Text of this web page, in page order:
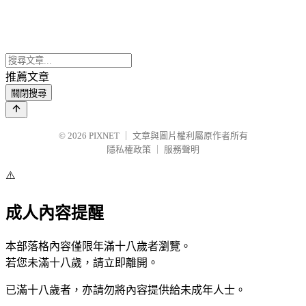
推薦文章
關閉搜尋
© 2026 PIXNET
文章與圖片權利屬原作者所有
隱私權政策
服務聲明
⚠️
成人內容提醒
本部落格內容僅限年滿十八歲者瀏覽。
若您未滿十八歲，請立即離開。
已滿十八歲者，亦請勿將內容提供給未成年人士。